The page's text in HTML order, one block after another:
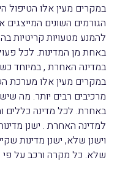
במקרים מעין אלו הטיפול
הגורמים השונים
להמנע מטעויות קריטיות
באחת מן המדינות. לכל
במדינה האחרת , במיוחד
במקרים מעין אלו מערכת
מרכיבים רבים יותר. מה
באחרת. לכל מדינה כללים
למדינה האחרת . ישנן
וישנן שלא, ישנן מדינות
שלא. כל מקרה ורכב על פי